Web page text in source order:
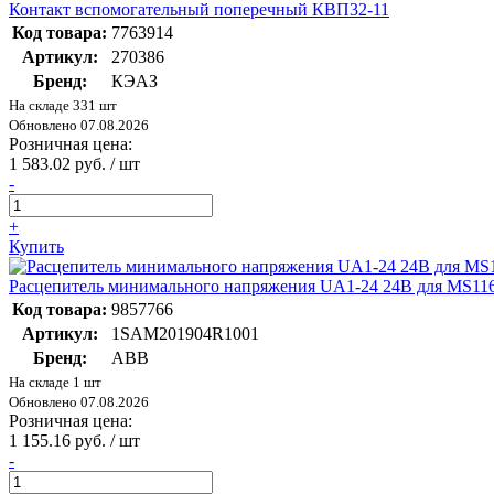
Контакт вспомогательный поперечный КВП32-11
Код товара: 7763914
Артикул:
270386
Бренд:
КЭАЗ
На складе 331 шт
Обновлено 07.08.2026
Розничная цена:
1 583.02 руб. / шт
-
+
Купить
Расцепитель минимального напряжения UA1-24 24В для
Код товара: 9857766
Артикул:
1SAM201904R1001
Бренд:
ABB
На складе 1 шт
Обновлено 07.08.2026
Розничная цена:
1 155.16 руб. / шт
-